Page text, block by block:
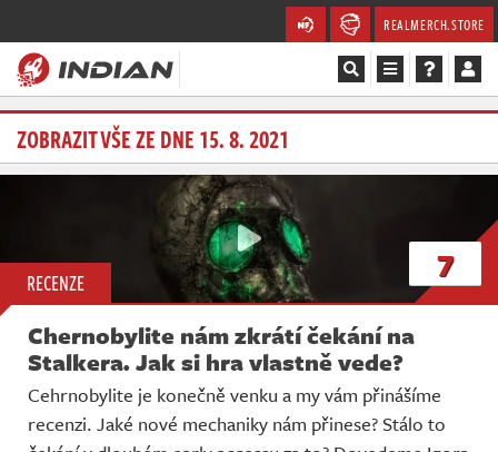
REALMERCH.STORE
Magazín
Soutěže
Databáze
Komunita
ZOBRAZIT VŠE ZE DNE 15. 8. 2021
RECENZE 7
Chernobylite nám zkrátí čekání na
Stalkera. Jak si hra vlastně vede?
Cehrnobylite je konečně venku a my vám přinášíme
recenzi. Jaké nové mechaniky nám přinese? Stálo to